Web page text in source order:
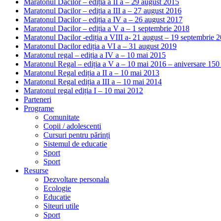
Maratonul Dacilor – ediția a II a – 29 august 2015
Maratonul Dacilor – ediția a III a – 27 august 2016
Maratonul Dacilor – ediția a IV a – 26 august 2017
Maratonul Dacilor – ediția a V a – 1 septembrie 2018
Maratonul Dacilor -ediția a VIII a- 21 august – 19 septembrie
Maratonul Dacilor ediția a VI a – 31 august 2019
Maratonul regal – ediția a IV a – 10 mai 2015
Maratonul Regal – ediția a V a – 10 mai 2016 – aniversare 150
Maratonul Regal ediția a II a – 10 mai 2013
Maratonul Regal ediția a III a – 10 mai 2014
Maratonul regal ediția I – 10 mai 2012
Parteneri
Programe
Comunitate
Copii / adolescenti
Cursuri pentru părinți
Sistemul de educatie
Sport
Sport
Resurse
Dezvoltare personala
Ecologie
Educatie
Siteuri utile
Sport